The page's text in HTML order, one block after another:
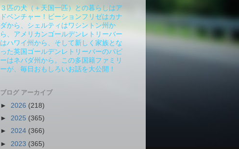
３匹の犬（＋天国一匹）との暮らしはア
ドベンチャー！ビーションフリゼはカナ
ダから、シェルティはワシントン州か
ら、アメリカンゴールデンレトリーバー
はハワイ州から、そして新しく家族とな
った英国ゴールデンレトリーバーのパピ
ーはネバダ州から。この多国籍ファミリ
ーが、毎日おもしろいお話を大公開！
ブログ アーカイブ
► 2026 (218)
► 2025 (365)
► 2024 (366)
► 2023 (365)